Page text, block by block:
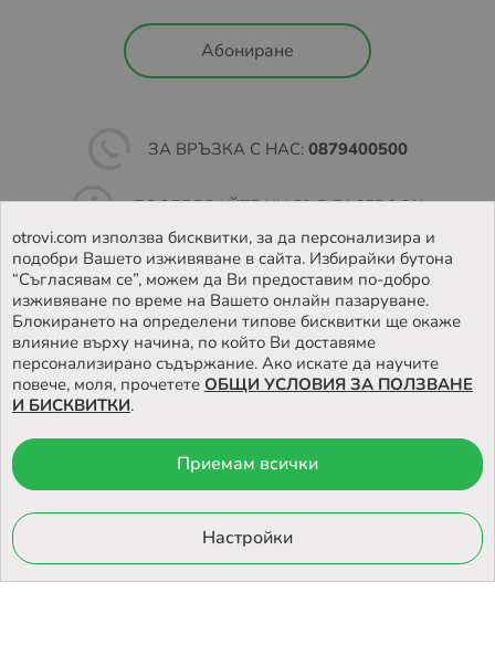
Абониране
ЗА ВРЪЗКА С НАС: 0879400500
ПОСЛЕДВАЙТЕ НИ ВЪВFACEBOOK
НАМЕРЕТЕ НАШИЯТ МАГАЗИН
© 2026 Otrovi.com. Всички права запазени ™ |Карта на сайта
Онлайн магазин
otrovi.com използва бисквитки, за да персонализира и
подобри Вашето изживяване в сайта. Избирайки бутона
“Съгласявам се”, можем да Ви предоставим по-добро
изживяване по време на Вашето онлайн пазаруване.
Блокирането на определени типове бисквитки ще окаже
влияние върху начина, по който Ви доставяме
персонализирано съдържание. Ако искате да научите
повече, моля, прочетете ОБЩИ УСЛОВИЯ ЗА ПОЛЗВАНЕ
И БИСКВИТКИ.
Приемам всички
Настройки